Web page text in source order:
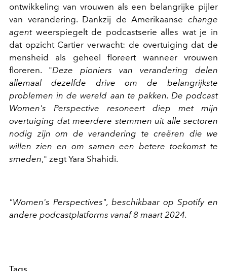
ontwikkeling van vrouwen als een belangrijke pijler
van verandering. Dankzij de Amerikaanse change
agent weerspiegelt de podcastserie alles wat je in
dat opzicht Cartier verwacht: de overtuiging dat de
mensheid als geheel floreert wanneer vrouwen
floreren. "Deze pioniers van verandering delen
allemaal dezelfde drive om de belangrijkste
problemen in de wereld aan te pakken. De podcast
Women's Perspective resoneert diep met mijn
overtuiging dat meerdere stemmen uit alle sectoren
nodig zijn om de verandering te creëren die we
willen zien en om samen een betere toekomst te
smeden," zegt Yara Shahidi.
"Women's Perspectives", beschikbaar op Spotify en
andere podcastplatforms vanaf 8 maart 2024.